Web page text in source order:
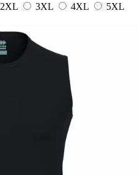
2XL 3XL 4XL
5XL